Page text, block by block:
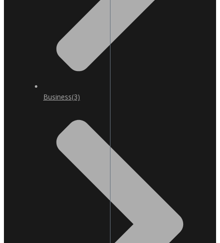
Business(3)